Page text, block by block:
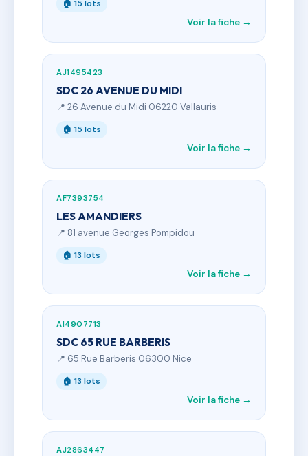
🏠 15 lots
Voir la fiche →
AJ1495423
SDC 26 AVENUE DU MIDI
📍 26 Avenue du Midi 06220 Vallauris
🏠 15 lots
Voir la fiche →
AF7393754
LES AMANDIERS
📍 81 avenue Georges Pompidou
🏠 13 lots
Voir la fiche →
AI4907713
SDC 65 RUE BARBERIS
📍 65 Rue Barberis 06300 Nice
🏠 13 lots
Voir la fiche →
AJ2863447